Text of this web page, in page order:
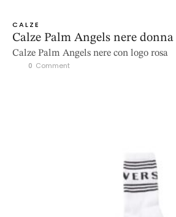
CALZE
Calze Palm Angels nere
Calze Palm Angels nere con logo rosa
0 Comment